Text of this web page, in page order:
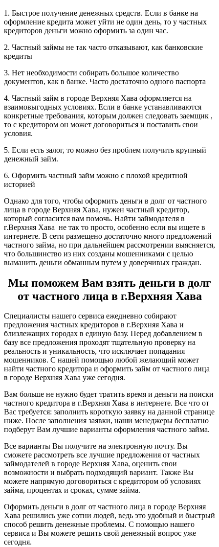
1. Быстрое получение денежных средств. Если в банке на
оформление кредита может уйти не один день, то у частных
кредиторов деньги можно оформить за один час.
2. Частный займы не так часто отказывают, как банковские
кредиты
3. Нет необходимости собирать большое количество
документов, как в банке. Часто достаточно одного паспорта
4. Частный займ в городе Верхняя Хава оформляется на
взаимовыгодных условиях. Если в банке устанавливаются
конкретные требования, которым должен следовать заемщик ,
то с кредитором он может договориться и поставить свои
условия.
5. Если есть залог, то можно без проблем получить крупный
денежный займ.
6. Оформить частный займ можно с плохой кредитной
историей
Однако для того, чтобы оформить деньги в долг от частного
лица в городе Верхняя Хава, нужен частный кредитор,
который согласится вам помочь. Найти займодателя в
г.Верхняя Хава не так то просто, особенно если вы ищете в
интернете. В сети размещено достаточно много предложений
частного займа, но при дальнейшем рассмотрении выясняется,
что большинство из них созданы мошенниками с целью
выманить деньги обманным путем у доверчивых граждан.
Мы поможем Вам взять деньги в долг
от частного лица в г.Верхняя Хава
Специалисты нашего сервиса ежедневно собирают
предложения частных кредиторов в г.Верхняя Хава и
близлежащих городах в единую базу. Перед добавлением в
базу все предложения проходят тщательную проверку на
реальность и уникальность, что исключает попадания
мошенников. С нашей помощью любой желающий может
найти частного кредитора и оформить займ от частного лица
в городе Верхняя Хава уже сегодня.
Вам больше не нужно будет тратить время и деньги на поиски
частного кредитора в г.Верхняя Хава в интернете. Все что от
Вас требуется: заполнить короткую заявку на данной странице
ниже. После заполнения заявки, наши менеджеры бесплатно
подберут Вам лучшие варианты оформления частного займа.
Все варианты Вы получите на электронную почту. Вы
сможете рассмотреть все лучшие предложения от частных
займодателей в городе Верхняя Хава, оценить свои
возможности и выбрать подходящий вариант. Также Вы
можете напрямую договориться с кредитором об условиях
займа, процентах и сроках, сумме займа.
Оформить деньги в долг от частного лица в городе Верхняя
Хава решились уже сотни людей, ведь это удобный и быстрый
способ решить денежные проблемы. С помощью нашего
сервиса и Вы можете решить свой денежный вопрос уже
сегодня.